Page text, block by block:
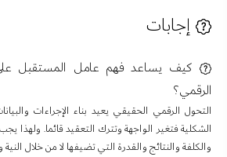
إجابات
كيف يساعد فهم عامل المستقبل
الرقمي؟
التحول الرقمي الحقيقي يعيد بناء الإجراءات
الشكلية فتغير الواجهة وتترك التعقيد قائما. ولهذا
والكلفة والنتائج والقدرة التي تضيفها لا من خلال النية